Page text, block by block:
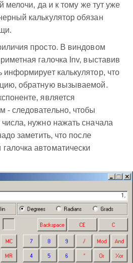
мелочи, да и к тому же тут уже
калькулятор обязан
просто. В виндовом
галочка Inv, выставив
информирует калькулятор, что
обратную вызываемой.
является
- следовательно, чтобы
числа, нужно нажать сначала
заметить, что после
автоматически